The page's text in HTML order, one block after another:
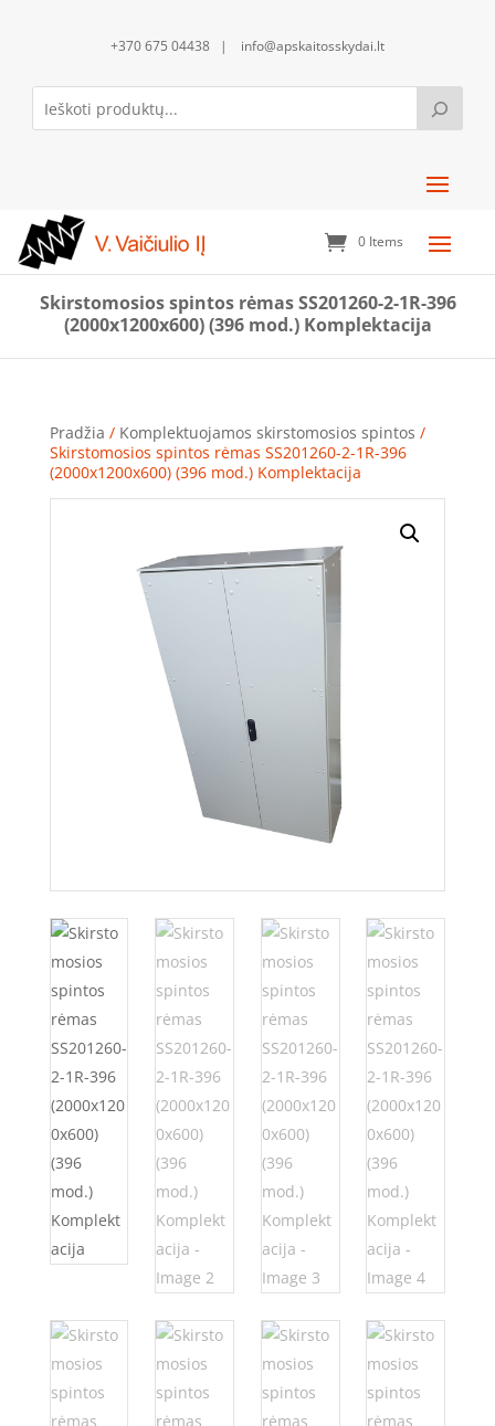
+370 675 04438 | info@apskaitosskydai.lt
0 Items
Skirstomosios spintos rėmas SS201260-2-1R-396
(2000x1200x600) (396 mod.) Komplektacija
Pradžia / Komplektuojamos skirstomosios spintos /
Skirstomosios spintos rėmas SS201260-2-1R-396
(2000x1200x600) (396 mod.) Komplektacija